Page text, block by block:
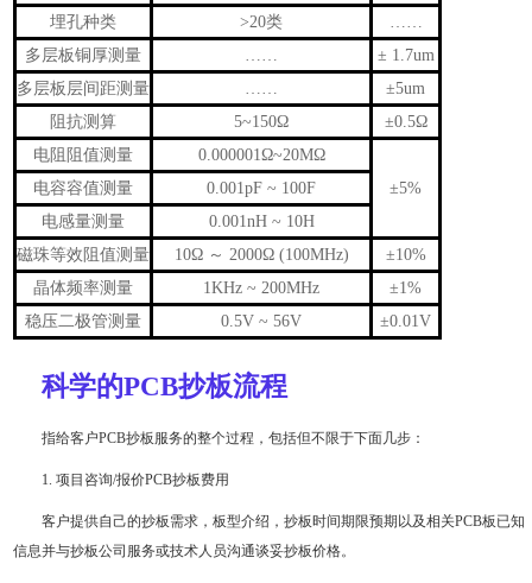
埋孔种类
>20类
……
多层板铜厚测量
……
± 1.7um
多层板层间距测量
……
±5um
阻抗测算
5~150Ω
±0.5Ω
电阻阻值测量
0.000001Ω~20MΩ
±5%
电容容值测量
0.001pF ~ 100F
电感量测量
0.001nH ~ 10H
磁珠等效阻值测量
10Ω ～ 2000Ω (100MHz)
±10%
晶体频率测量
1KHz ~ 200MHz
±1%
稳压二极管测量
0.5V ~ 56V ±0.01V
科学的PCB抄板流程
指给客户PCB抄板服务的整个过程，包括但不限于下面几步：
1. 项目咨询/报价PCB抄板费用
客户提供自己的抄板需求，板型介绍，抄板时间期限预期以及相关PCB板已知
信息并与抄板公司服务或技术人员沟通谈妥抄板价格。